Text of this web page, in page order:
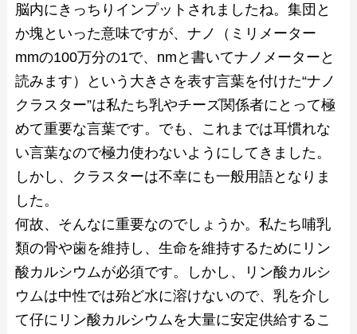
脳内にきっちりインプットされましたね。集団と
か塊といった意味ですが、ナノ（ミリメーター
mmの100万分の1で、nmと書いてナノメーターと
読みます）という大きさを表す言葉を付けた“ナノ
クラスター”は私たち乳やチーズ関係者にとって極
めて重要な言葉です。でも、これまでは耳慣れな
い言葉なので極力使わないようにしてきました。
しかし、クラスターは不幸にも一般用語となりま
した。
何故、そんなに重要なのでしょうか。私たち哺乳
類の骨や歯を維持し、生命を維持するためにリン
酸カルシウムが必須です。しかし、リン酸カルシ
ウムは中性では殆ど水に溶けないので、乳を介し
て仔にリン酸カルシウムを大量に安定供給するこ